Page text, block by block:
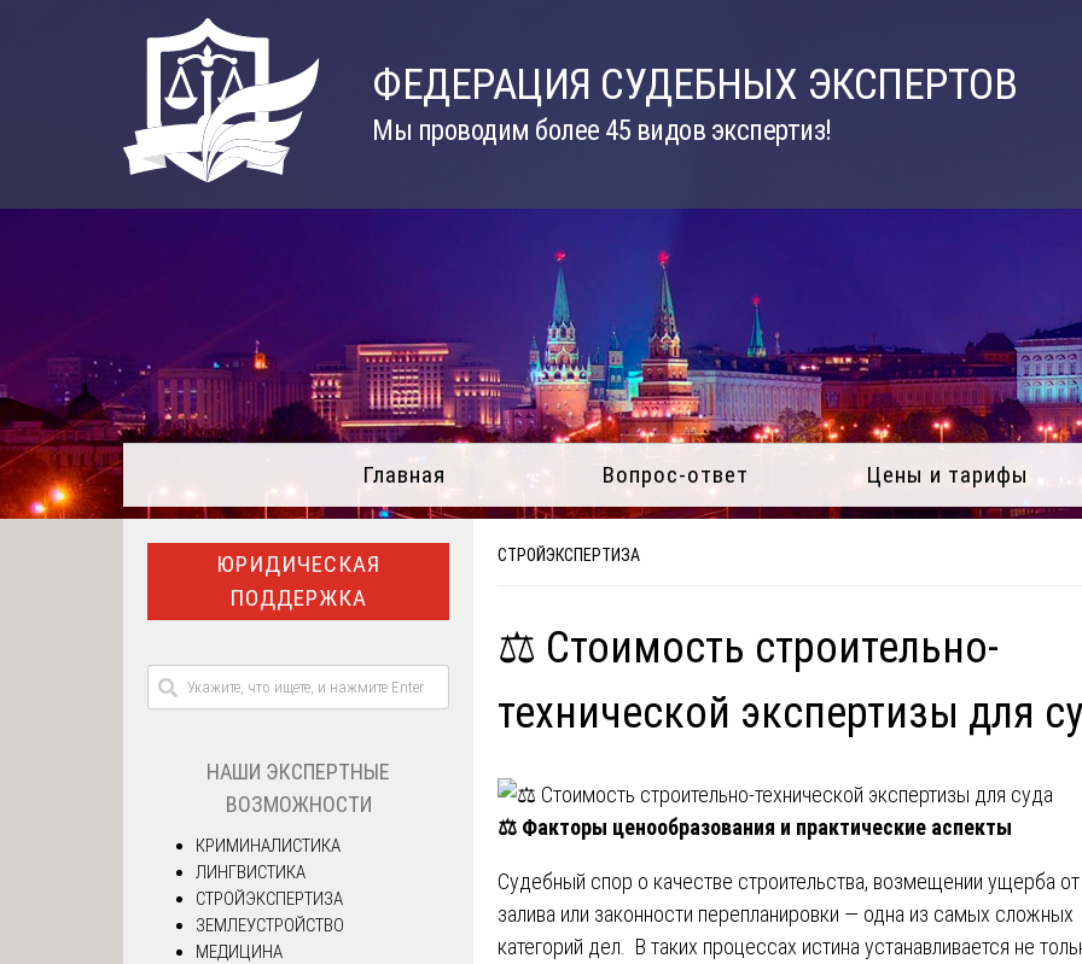
ФЕДЕРАЦИЯ СУДЕБНЫХ ЭКСПЕРТОВ
Мы проводим более 45 видов экспертиз!
Главная Вопрос-ответ Цены и тарифы
СТРОЙЭКСПЕРТИЗА
⚖️ Стоимость строительно-
технической экспертизы для
⚖️ Факторы ценообразования и практические аспекты
Судебный спор о качестве строительства, возмещении ущерба от
залива или законности перепланировки — одна из самых сложных
категорий дел. В таких процессах истина устанавливается не
ЮРИДИЧЕСКАЯ
ПОДДЕРЖКА
НАШИ ЭКСПЕРТНЫЕ
ВОЗМОЖНОСТИ
КРИМИНАЛИСТИКА
ЛИНГВИСТИКА
СТРОЙЭКСПЕРТИЗА
ЗЕМЛЕУСТРОЙСТВО
МЕДИЦИНА